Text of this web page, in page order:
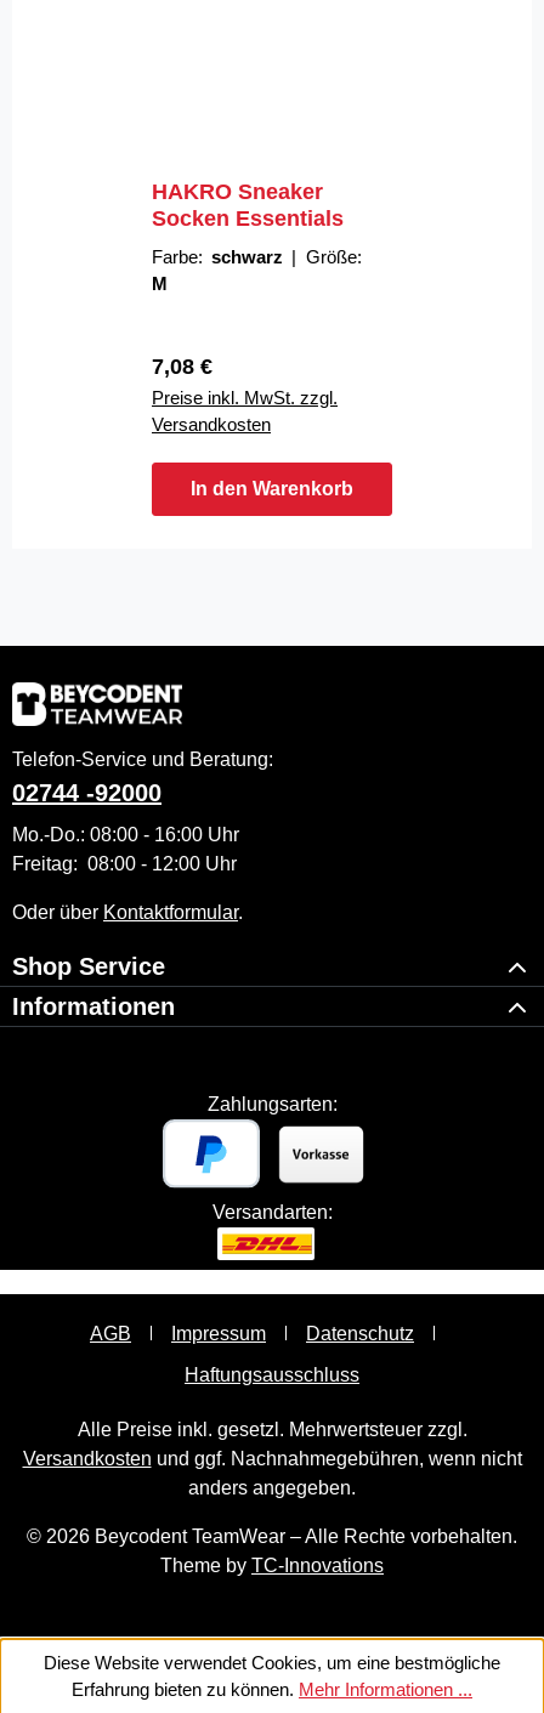
HAKRO Sneaker
Socken Essentials
Farbe: schwarz | Größe:
M
Regulärer Preis:
7,08 €
Preise inkl. MwSt. zzgl.
Versandkosten
In den Warenkorb
Telefon-Service und Beratung:
02744 -92000
Mo.-Do.: 08:00 - 16:00 Uhr
Freitag: 08:00 - 12:00 Uhr
Oder über Kontaktformular.
Shop Service
Informationen
Zahlungsarten:
Versandarten:
AGB Impressum
Datenschutz
Haftungsausschluss
Alle Preise inkl. gesetzl. Mehrwertsteuer zzgl.
Versandkosten und ggf. Nachnahmegebühren, wenn nicht
anders angegeben.
© 2026 Beycodent TeamWear – Alle Rechte vorbehalten.
Theme by TC-Innovations
Diese Website verwendet Cookies, um eine bestmögliche
Erfahrung bieten zu können. Mehr Informationen ...